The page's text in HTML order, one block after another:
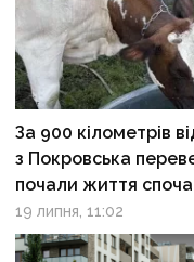
За 900 кілометрів
з Покровська
почали життя
19 липня, 11:02